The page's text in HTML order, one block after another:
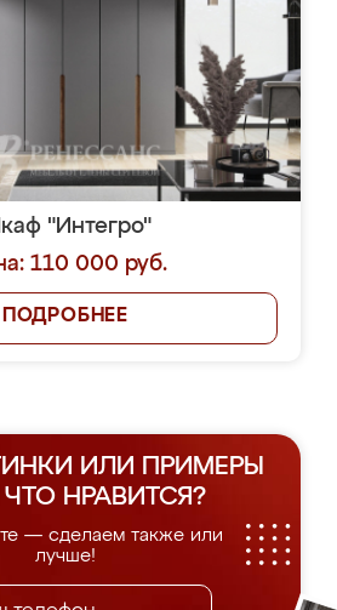
"Интегро"
110 000 руб.
ПОДРОБНЕЕ
ИЛИ ПРИМЕРЫ
ЧТО НРАВИТСЯ?
— сделаем также или
лучше!